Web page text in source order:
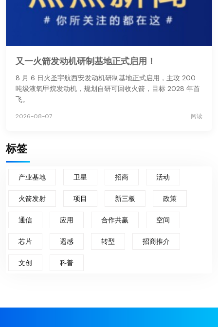
又一火箭发动机研制基地正式启用！
8 月 6 日火圣宇航西安发动机研制基地正式启用，主攻 200
吨级液氧甲烷发动机，规划自研可回收火箭，目标 2028 年首
飞。
2026-08-07 阅读
标签
产业基地 卫星 招商 活动
火箭发射 项目 新三板 政策
通信 应用 合作共赢 空间
芯片 遥感 转型 招商推介
文创 科普